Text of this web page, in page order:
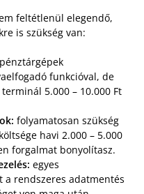
feltétlenül elegendő,
is szükség van:
funkcióval, de
5.000 – 10.000 Ft
folyamatosan szükség
havi 2.000 – 5.000
forgalmat bonyolítasz.
egyes
a rendszeres adatmentés